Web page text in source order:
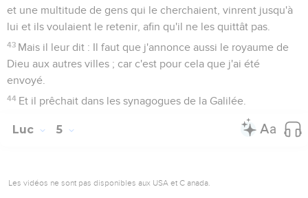
et une multitude de gens qui le cherchaient, vinrent jusqu'à
lui et ils voulaient le retenir, afin qu'il ne les quittât pas.
43 Mais il leur dit : Il faut que j'annonce aussi le royaume de
Dieu aux autres villes ; car c'est pour cela que j'ai été
envoyé.
44 Et il prêchait dans les synagogues de la Galilée.
Luc 5
Les vidéos ne sont pas disponibles aux USA et C anada.